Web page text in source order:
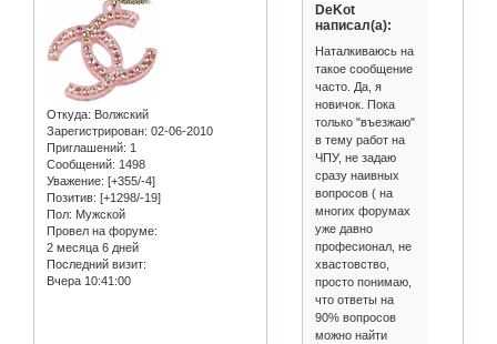
Откуда: Волжский
Зарегистрирован: 02-06-2010
Приглашений: 1
Сообщений: 1498
Уважение: [+355/-4]
Позитив: [+1298/-19]
Пол: Мужской
Провел на форуме:
2 месяца 6 дней
Последний визит:
Вчера 10:41:00
DeKot
написал(а):
Наталкиваюсь на
такое сообщение
часто. Да, я
новичок. Пока
только "въезжаю"
в тему работ на
ЧПУ, не задаю
сразу наивных
вопросов ( на
многих форумах
уже давно
професионал, не
хвастовство,
просто понимаю,
что ответы на
90% вопросов
можно найти